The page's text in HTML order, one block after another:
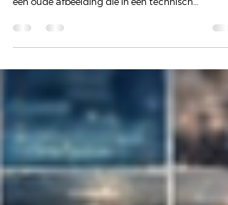
Twee keer ontving ik een auteursrechtclaim van
ANP/Fair Licensing. De tweede keer ging het om
restbestand van mijn website was blijven staan.
€1.000. Na wat overleg per mail werd dat bedrag
afbeelding stond zonder licentie online. En toch
blijft er iets wringen. Dit gaat niet alleen over mij Ik
schrijf dit niet uit boosheid. En ook n